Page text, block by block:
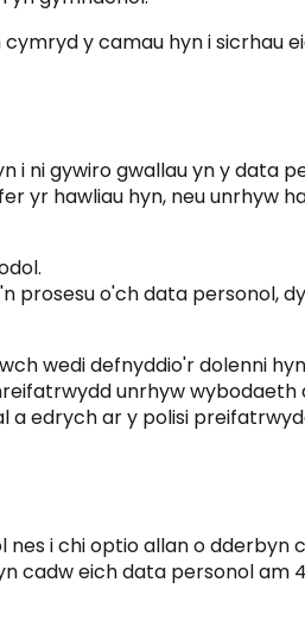
y camau hyn i sicrhau
ni gywiro gwallau yn y data
yr hawliau hyn, neu unrhyw
prosesu o'ch data personol,
wedi defnyddio'r dolenni
unrhyw
edrych ar y polisi
i chi optio allan o dderbyn
cadw eich data personol am